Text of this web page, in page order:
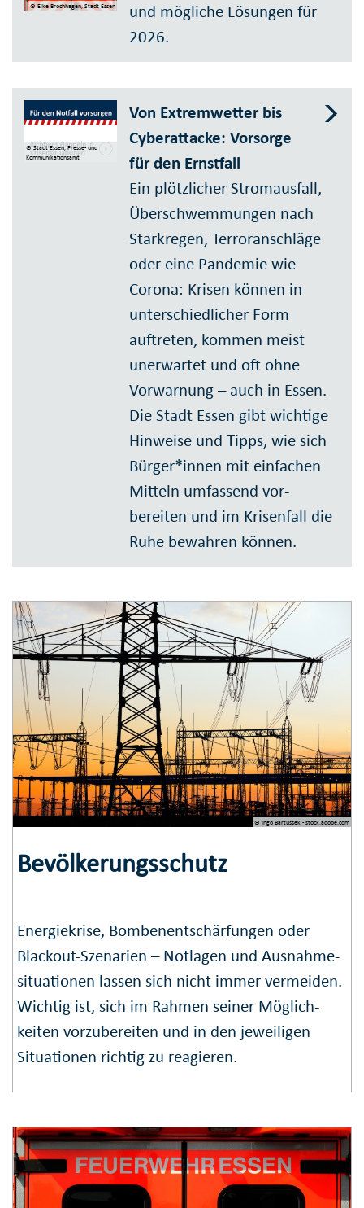
© Elke Brochhagen, Stadt Essen
und mögliche Lösungen für
2026.
© Stadt Essen, Presse- und
Kommunikationsamt
Von Extremwetter bis
Cyberattacke: Vorsorge
für den Ernstfall
Ein plötzlicher Stromausfall,
Über­schwem­mungen nach
Stark­regen, Terroranschläge
oder eine Pandemie wie
Corona: Krisen können in
unter­schied­licher Form
auftreten, kommen meist
unerwartet und oft ohne
Vorwarnung – auch in Essen.
Die Stadt Essen gibt wichtige
Hinweise und Tipps, wie sich
Bür­ger*in­nen mit einfachen
Mitteln umfas­send vor­
bereiten und im Krisen­fall die
Ruhe bewahren können.
© Ingo Bartussek - stock.adobe.com
Bevölkerungs­schutz
Energiekrise, Bomben­ent­schär­fungen oder
Blackout-Szenarien – Notlagen und Ausnahme­
situationen lassen sich nicht immer ver­meiden.
Wichtig ist, sich im Rahmen seiner Möglich­
keiten vorzu­bereiten und in den jeweiligen
Situationen richtig zu reagieren.